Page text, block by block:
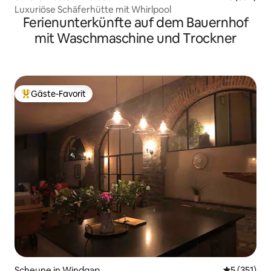
Luxuriöse Schäferhütte mit Whirlpool
Ferienunterkünfte auf dem Bauernhof
mit Waschmaschine und Trockner
Beliebter Gäste-Favorit.
Gäste-Favorit